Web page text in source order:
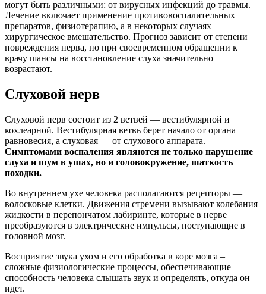
могут быть различными: от вирусных инфекций до травмы.
Лечение включает применение противовоспалительных
препаратов, физиотерапию, а в некоторых случаях –
хирургическое вмешательство. Прогноз зависит от степени
повреждения нерва, но при своевременном обращении к
врачу шансы на восстановление слуха значительно
возрастают.
Слуховой нерв
Слуховой нерв состоит из 2 ветвей — вестибулярной и
кохлеарной. Вестибулярная ветвь берет начало от органа
равновесия, а слуховая — от слухового аппарата.
Симптомами воспаления являются не только нарушение
слуха и шум в ушах, но и головокружение, шаткость
походки.
Во внутреннем ухе человека располагаются рецепторы —
волосковые клетки. Движения стремени вызывают колебания
жидкости в перепончатом лабиринте, которые в нерве
преобразуются в электрические импульсы, поступающие в
головной мозг.
Восприятие звука ухом и его обработка в коре мозга –
сложные физиологические процессы, обеспечивающие
способность человека слышать звук и определять, откуда он
идет.